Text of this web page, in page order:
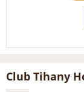
Club Tihany